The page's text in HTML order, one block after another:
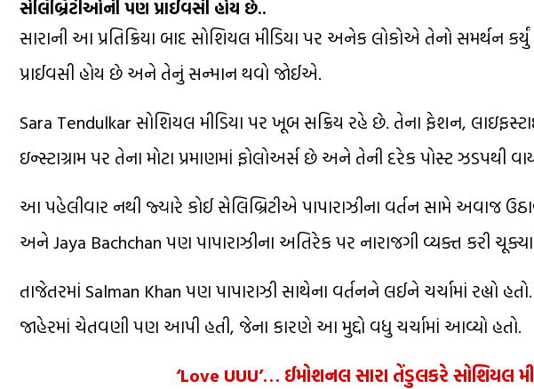
સેલિબ્રિટીઓની પણ પ્રાઈવસી હોય છે..
સારાની આ પ્રતિક્રિયા બાદ સોશિયલ મીડિયા પર અનેક લોકોએ તેનો સમર્થન
પ્રાઈવસી હોય છે અને તેનું સન્માન થવો જોઈએ.
Sara Tendulkar સોશિયલ મીડિયા પર ખૂબ સક્રિય રહે છે. તેના ફેશન,
ઇન્સ્ટાગ્રામ પર તેના મોટા પ્રમાણમાં ફોલોઅર્સ છે અને તેની દરેક પોસ્ટ ઝડપથી
આ પહેલીવાર નથી જ્યારે કોઈ સેલિબ્રિટીએ પાપારાઝીના વર્તન સામે અવાજ
અને Jaya Bachchan પણ પાપારાઝીના અતિરેક પર નારાજગી વ્યક્ત કરી
તાજેતરમાં Salman Khan પણ પાપારાઝી સાથેના વર્તનને લઈને ચર્ચામાં રહ્યો
જાહેરમાં ચેતવણી પણ આપી હતી, જેના કારણે આ મુદ્દો વધુ ચર્ચામાં આવ્યો હતો.
‘Love UUU’… ઈમોશનલ સારા તેંડુલકરે સોશિયલ